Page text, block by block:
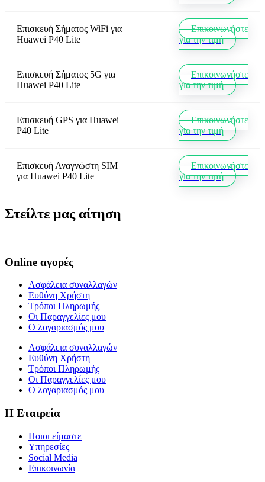
Επισκευή Σήματος WiFi για
Huawei P40 Lite
Επικοινωνήστε
για την τιμή
Επισκευή Σήματος 5G για
Huawei P40 Lite
Επικοινωνήστε
για την τιμή
Επισκευή GPS για Huawei
P40 Lite
Επικοινωνήστε
για την τιμή
Επισκευή Αναγνώστη SIM
για Huawei P40 Lite
Επικοινωνήστε
για την τιμή
Στείλτε μας αίτηση
Online αγορές
Ασφάλεια συναλλαγών
Ευθύνη Χρήστη
Τρόποι Πληρωμής
Οι Παραγγελίες μου
Ο λογαριασμός μου
Ασφάλεια συναλλαγών
Ευθύνη Χρήστη
Τρόποι Πληρωμής
Οι Παραγγελίες μου
Ο λογαριασμός μου
Η Εταιρεία
Ποιοι είμαστε
Υπηρεσίες
Social Media
Επικοινωνία